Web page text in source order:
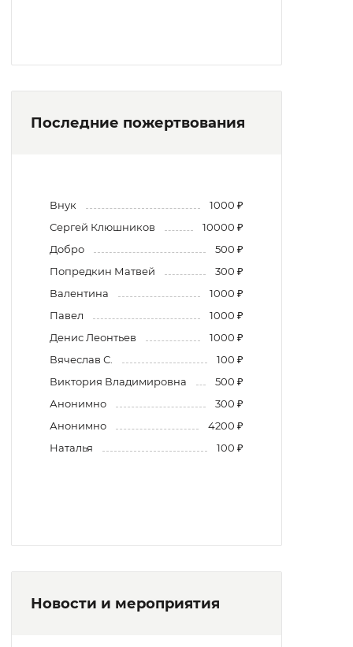
Последние пожертвования
Внук
1000 ₽
Сергей Клюшников
10000 ₽
Добро
500 ₽
Попредкин Матвей
300 ₽
Валентина
1000 ₽
Павел
1000 ₽
Денис Леонтьев
1000 ₽
Вячеслав С.
100 ₽
Виктория Владимировна
500 ₽
Анонимно
300 ₽
Анонимно
4200 ₽
Наталья
100 ₽
Новости и мероприятия